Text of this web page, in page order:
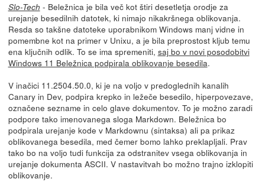
Slo-Tech - Beležnica je bila več kot štiri desetletja orodje za
urejanje besedilnih datotek, ki nimajo nikakršnega oblikovanja.
Resda so takšne datoteke uporabnikom Windows manj vidne in
pomembne kot na primer v Unixu, a je bila preprostost kljub temu
ena ključnih odlik. To se ima spremeniti, saj bo v novi posodobitvi
Windows 11 Beležnica podpirala oblikovanje besedila.
V inačici 11.2504.50.0, ki je na voljo v predoglednih kanalih
Canary in Dev, podpira krepko in ležeče besedilo, hiperpovezave,
označene sezname in celo glave dokumentov. To je možno zaradi
podpore tako imenovanega sloga Markdown. Beležnica bo
podpirala urejanje kode v Markdownu (sintaksa) ali pa prikaz
oblikovanega besedila, med čemer bomo lahko preklapljali. Prav
tako bo na voljo tudi funkcija za odstranitev vsega oblikovanja in
urejanje dokumenta ASCII. V nastavitvah bo možno trajno izklopiti
oblikovanje.